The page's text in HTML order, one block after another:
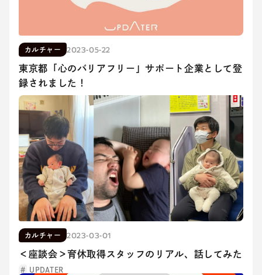
カルチャー 2023-05-22
東京都「心のバリアフリー」サポート企業として登
録されました！
カルチャー 2023-03-01
＜座談会＞育休取得スタッフのリアル、話してみた
UPDATER